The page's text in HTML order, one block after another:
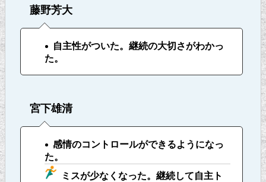
藤野芳大
自主性がついた。継続の大切さがわかっ
た。
宮下雄清
感情のコントロールができるようになっ
た。
ミスが少なくなった。継続して自主ト